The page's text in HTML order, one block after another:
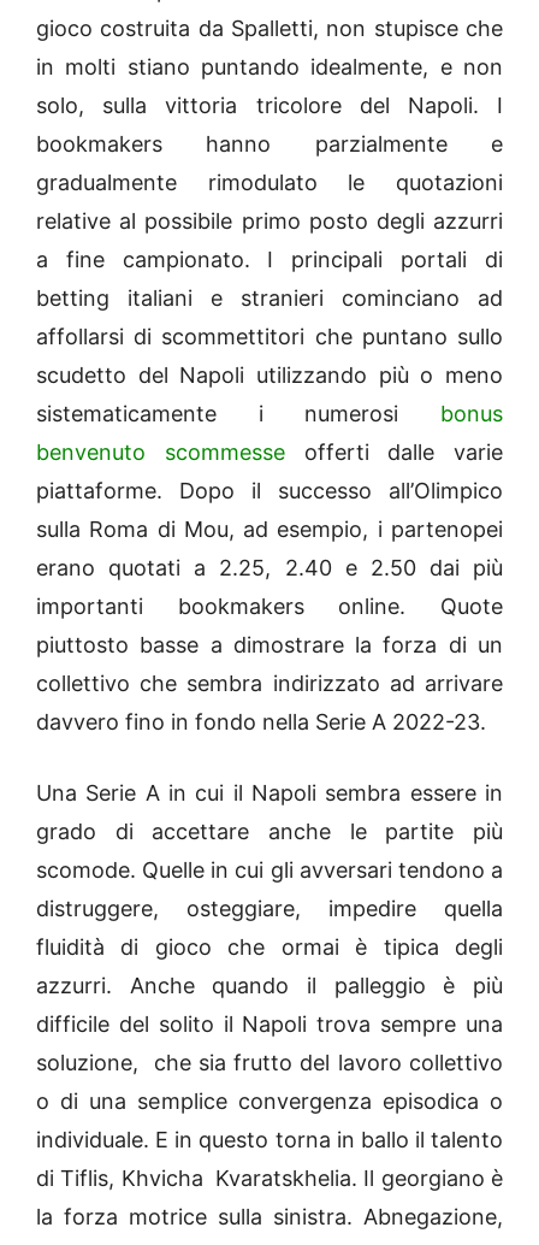
gioco costruita da Spalletti, non stupisce che
in molti stiano puntando idealmente, e non
solo, sulla vittoria tricolore del Napoli. I
bookmakers hanno parzialmente e
gradualmente rimodulato le quotazioni
relative al possibile primo posto degli azzurri
a fine campionato. I principali portali di
betting italiani e stranieri cominciano ad
affollarsi di scommettitori che puntano sullo
scudetto del Napoli utilizzando più o meno
sistematicamente i numerosi bonus
benvenuto scommesseofferti dalle varie
piattaforme. Dopo il successo all’Olimpico
sulla Roma di Mou, ad esempio, i partenopei
erano quotati a 2.25, 2.40 e 2.50 dai più
importanti bookmakers online. Quote
piuttosto basse a dimostrare la forza di un
collettivo che sembra indirizzato ad arrivare
davvero fino in fondo nella Serie A 2022-23.
Una Serie A in cui il Napoli sembra essere in
grado di accettare anche le partite più
scomode. Quelle in cui gli avversari tendono a
distruggere, osteggiare, impedire quella
fluidità di gioco che ormai è tipica degli
azzurri. Anche quando il palleggio è più
difficile del solito il Napoli trova sempre una
soluzione, che sia frutto del lavoro collettivo
o di una semplice convergenza episodica o
individuale. E in questo torna in ballo il talento
di Tiflis, Khvicha Kvaratskhelia. Il georgiano è
la forza motrice sulla sinistra. Abnegazione,